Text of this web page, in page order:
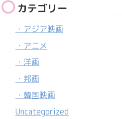
カテゴリー
・アジア映画
・アニメ
・洋画
・邦画
・韓国映画
Uncategorized